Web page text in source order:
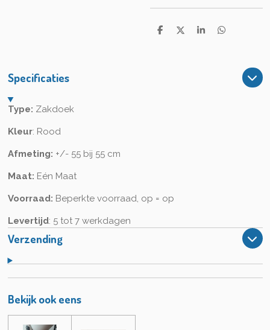
D
D
S
D
Specificaties
Type: Zakdoek
Kleur: Rood
Afmeting: +/- 55 bij 55 cm
Maat: Eén Maat
Voorraad: Beperkte voorraad, op = op
Levertijd: 5 tot 7 werkdagen
Verzending
Bekijk ook eens